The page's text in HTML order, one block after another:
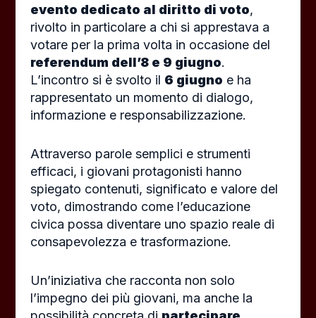
evento dedicato al diritto di voto,
rivolto in particolare a chi si apprestava a
votare per la prima volta in occasione del
referendum dell’8 e 9 giugno.
L’incontro si è svolto il 6 giugno e ha
rappresentato un momento di dialogo,
informazione e responsabilizzazione.
Attraverso parole semplici e strumenti
efficaci, i giovani protagonisti hanno
spiegato contenuti, significato e valore del
voto, dimostrando come l’educazione
civica possa diventare uno spazio reale di
consapevolezza e trasformazione.
Un’iniziativa che racconta non solo
l’impegno dei più giovani, ma anche la